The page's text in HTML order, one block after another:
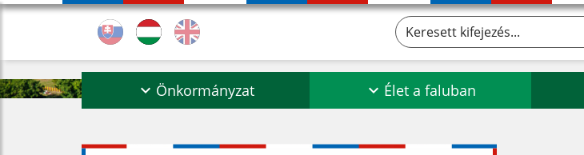
Keresett kifejezés...
Önkormányzat Élet a faluban